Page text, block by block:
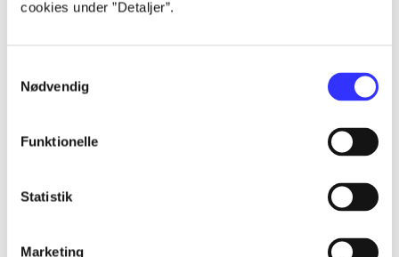
cookies under ”Detaljer”.
Nødvendig
Funktionelle
Statistik
Marketing
Alle registrerede artikler fordelt på udgivelser